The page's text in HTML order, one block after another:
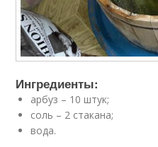
Ингредиенты:
арбуз – 10 штук;
соль – 2 стакана;
вода.